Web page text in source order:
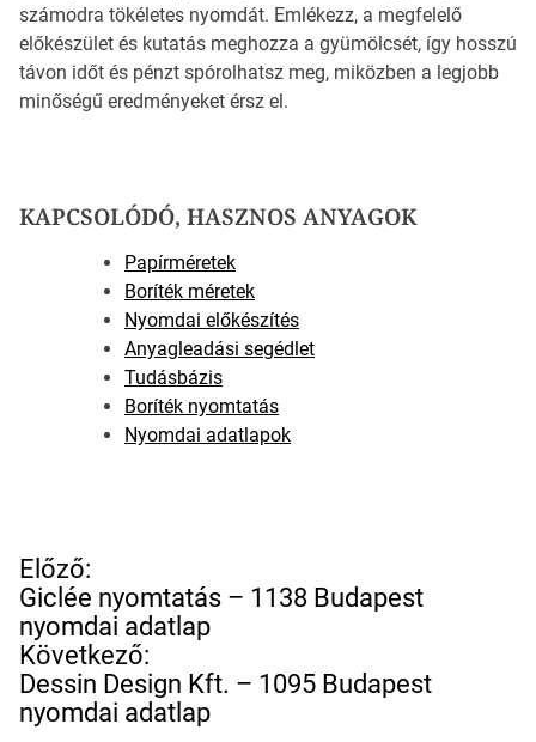
számodra tökéletes nyomdát. Emlékezz, a megfelelő
előkészület és kutatás meghozza a gyümölcsét, így hosszú
távon időt és pénzt spórolhatsz meg, miközben a legjobb
minőségű eredményeket érsz el.
KAPCSOLÓDÓ, HASZNOS ANYAGOK
Papírméretek
Boríték méretek
Nyomdai előkészítés
Anyagleadási segédlet
Tudásbázis
Boríték nyomtatás
Nyomdai adatlapok
B
e
j
e
g
y
Előző:
Giclée nyomtatás – 1138 Budapest
nyomdai adatlap
Következő:
Dessin Design Kft. – 1095 Budapest
nyomdai adatlap